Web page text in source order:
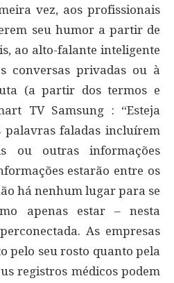
vez, aos profissionais
seu humor a partir de
ao alto-falante inteligente
conversas privadas ou à
(a partir dos termos e
TV Samsung : “Esteja
palavras faladas incluírem
ou outras informações
estarão entre os
há nenhum lugar para se
apenas estar – nesta
As empresas
pelo seu rosto quanto pela
registros médicos podem